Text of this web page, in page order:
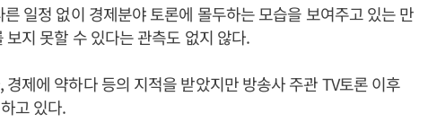
일정 없이 경제분야 토론에 몰두하는 모습을 보여주고 있는 만
지 못할 수 있다는 관측도 없지 않다.
제에 약하다 등의 지적을 받았지만 방송사 주관 TV토론 이후
고 있다.